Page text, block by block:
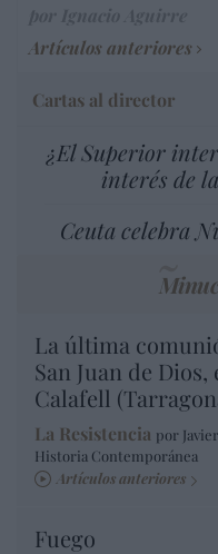
Artículos anteriores
Cartas al director
¿El Superior
interés de
Ceuta celebra
La última
San Juan de Dios,
Calafell
La Resistencia por
Historia Contemporánea
Artículos anteriores
Fuego